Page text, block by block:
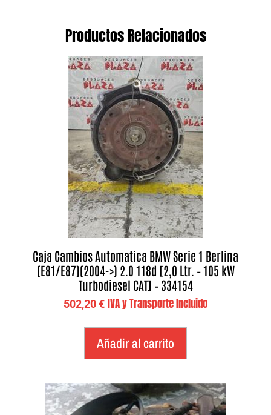
Productos Relacionados
Caja Cambios Automatica BMW Serie 1 Berlina
(E81/E87)(2004->) 2.0 118d [2,0 Ltr. – 105 kW
Turbodiesel CAT] – 334154
502,20€ IVA y Transporte Incluido
Añadir al carrito